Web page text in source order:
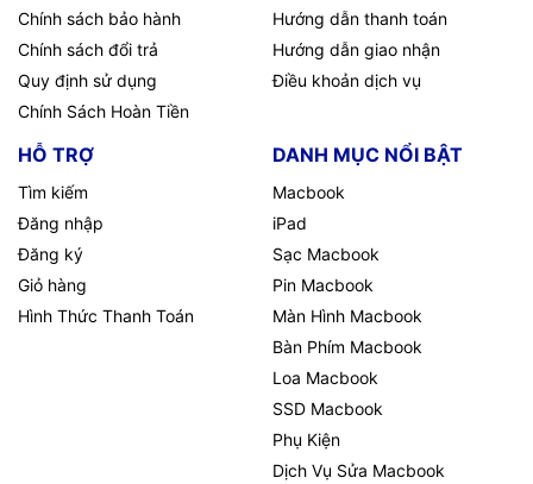
Chính sách bảo hành
Chính sách đổi trả
Quy định sử dụng
Chính Sách Hoàn Tiền
Hướng dẫn thanh toán
Hướng dẫn giao nhận
Điều khoản dịch vụ
HỖ TRỢ
Tìm kiếm
Đăng nhập
Đăng ký
Giỏ hàng
Hình Thức Thanh Toán
DANH MỤC NỔI BẬT
Macbook
iPad
Sạc Macbook
Pin Macbook
Màn Hình Macbook
Bàn Phím Macbook
Loa Macbook
SSD Macbook
Phụ Kiện
Dịch Vụ Sửa Macbook